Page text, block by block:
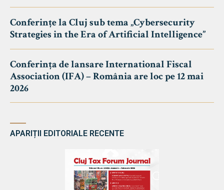
Conferințe la Cluj sub tema „Cybersecurity
Strategies in the Era of Artificial Intelligence”
Conferința de lansare International Fiscal
Association (IFA) – România are loc pe 12 mai
2026
APARIȚII EDITORIALE RECENTE